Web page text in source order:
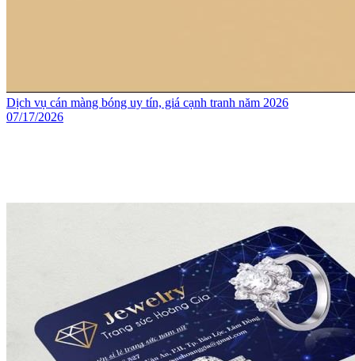
Dịch vụ cán màng bóng uy tín, giá cạnh tranh năm 2026
07/17/2026